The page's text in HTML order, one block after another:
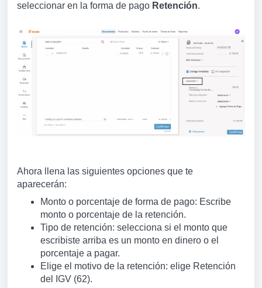
seleccionar en la forma de pago Retención.
Ahora llena las siguientes opciones que te
aparecerán:
Monto o porcentaje de forma de pago: Escribe
monto o porcentaje de la retención.
Tipo de retención: selecciona si el monto que
escribiste arriba es un monto en dinero o el
porcentaje a pagar.
Elige el motivo de la retención: elige Retención
del IGV (62).